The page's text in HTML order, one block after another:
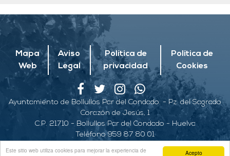
Acepto
Este sitio web utiliza cookies para mejorar la experiencia de
Mapa
Web
Aviso
Legal
Política de
privacidad
Política de
Cookies
Ayuntamiento de Bollullos Par del Condado. - Pz. del Sagrado
Corazón de Jesús, 1
C.P. 21710 - Bollullos Par del Condado - Huelva
Teléfono 959 87 80 01
© 2026 Copyright Ayuntamiento de Bollullos